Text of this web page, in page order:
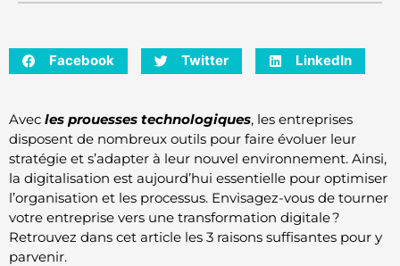
Facebook Twitter LinkedIn
Avec les prouesses technologiques, les entreprises
disposent de nombreux outils pour faire évoluer leur
stratégie et s’adapter à leur nouvel environnement. Ainsi,
la digitalisation est aujourd’hui essentielle pour optimiser
l’organisation et les processus. Envisagez-vous de tourner
votre entreprise vers une transformation digitale ?
Retrouvez dans cet article les 3 raisons suffisantes pour y
parvenir.